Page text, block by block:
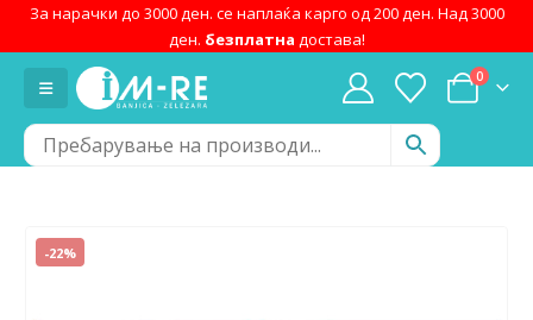
За нарачки до 3000 ден. се наплаќа карго од 200 ден. Над 3000
ден. безплатна достава!
0
-22%